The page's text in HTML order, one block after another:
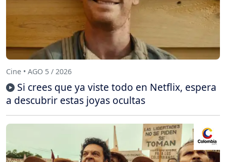
Cine • AGO 5 / 2026
Si crees que ya viste todo en Netflix, espera
a descubrir estas joyas ocultas